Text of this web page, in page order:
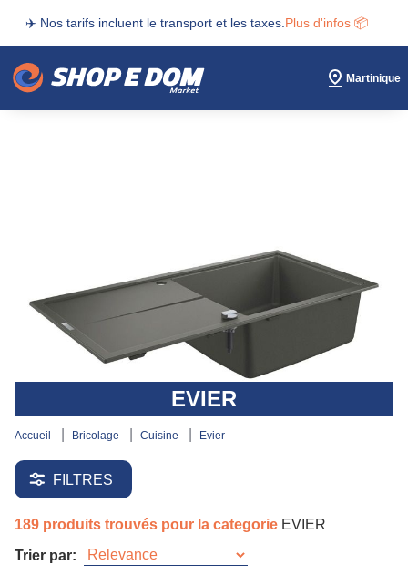
✈️ Nos tarifs incluent le transport et les taxes. Plus d'infos 📦
Martinique
EVIER
accueil bricolage cuisine evier
FILTRES
189 produits trouvés pour la categorie EVIER
Trier par: